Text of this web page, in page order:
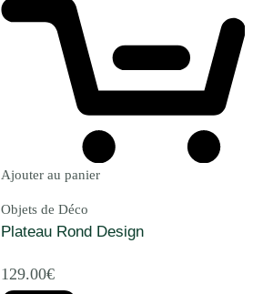
Ajouter au panier
Objets de Déco
Plateau Rond Design
129.00€